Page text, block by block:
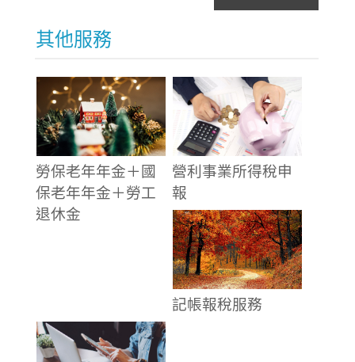
其他服務
勞保老年年金＋國
保老年年金＋勞工
退休金
營利事業所得稅申
報
記帳報稅服務